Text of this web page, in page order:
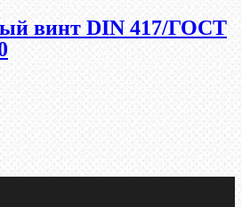
винт DIN 417/ГОСТ